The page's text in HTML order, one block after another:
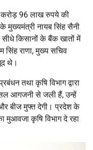
करोड़ 96 लाख रुपये की
मुख्यमंत्री नायब सिंह सैनी
किसानों के बैंक खातों में
सिंह राणा, मुख्य सचिव
थे।
तथा कृषि विभाग द्वारा
आगजनी से जली हैं, उन्हें
बीज मुफ्त देगी। प्रदेश के
मुआवजा कृषि विभाग दे रहा